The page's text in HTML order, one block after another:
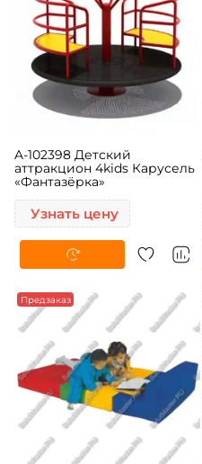
A-102398 Детский
аттракцион 4kids Карусель
«Фантазёрка»
Узнать цену
Предзаказ